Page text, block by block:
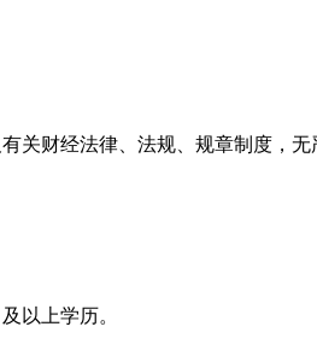
财经法律、法规、规章制度，无
以上学历。